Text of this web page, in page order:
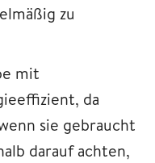
zu
mit
da
sie gebraucht
darauf achten,